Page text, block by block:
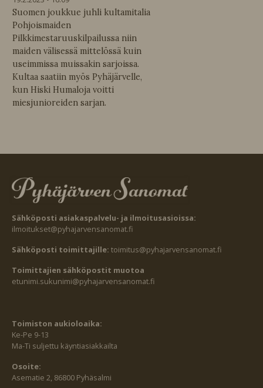
Suomen joukkue juhli kultamitalia
Pohjoismaiden
Pilkkimestaruuskilpailussa niin
maiden välisessä mittelössä kuin
useimmissa muissakin sarjoissa.
Kultaa saatiin myös Pyhäjärvelle,
kun Hiski Humaloja voitti
miesjunioreiden sarjan.
Sähköposti asiakaspalvelu- ja ilmoitusasioissa:
ilmoitukset@pyhajarvensanomat.fi
Sähköposti toimittajille: toimitus@pyhajarvensanomat.fi
Toimittajien sähköpostit muotoa
etunimi.sukunimi@pyhajarvensanomat.fi
Toimiston aukioloaika:
Ke-Pe 9-13
Ma-Ti suljettu käyntiasiakkailta
Osoite:
Asematie 2, 86800 Pyhäsalmi